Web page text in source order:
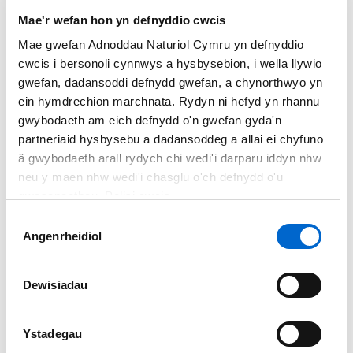
Mae'r wefan hon yn defnyddio cwcis
Mae gwefan Adnoddau Naturiol Cymru yn defnyddio
cwcis i bersonoli cynnwys a hysbysebion, i wella llywio
gwefan, dadansoddi defnydd gwefan, a chynorthwyo yn
ein hymdrechion marchnata. Rydyn ni hefyd yn rhannu
gwybodaeth am eich defnydd o'n gwefan gyda'n
partneriaid hysbysebu a dadansoddeg a allai ei chyfuno
â gwybodaeth arall rydych chi wedi'i darparu iddyn nhw
neu y maen nhw wedi'i chasglu o'ch defnydd o'u
Caniatâd
Angenrheidiol
Dewisiadau
Ystadegau
marchogaeth yngNghoedwig Pen-bre
Cymru. Mae Ragwen Point, i’r gorllewin o Bentywyn yn lle
arall poblogaidd.
Penrhyn Gŵyr a Bae
Abertawe
YmMhenrhyn Gŵyr, y tu draw i Abertawe, mae modd
cyrraedd bron bob traeth ar lwybr ceffylau, gan gynnwys
Chefn Bryn yn llefydd poblogaidd i fynd ar gefn ceffyl.
Arfordir y De ac Aber Afon
Mae llawer o bobl yn breuddwydio am farchogaeth ar draeth